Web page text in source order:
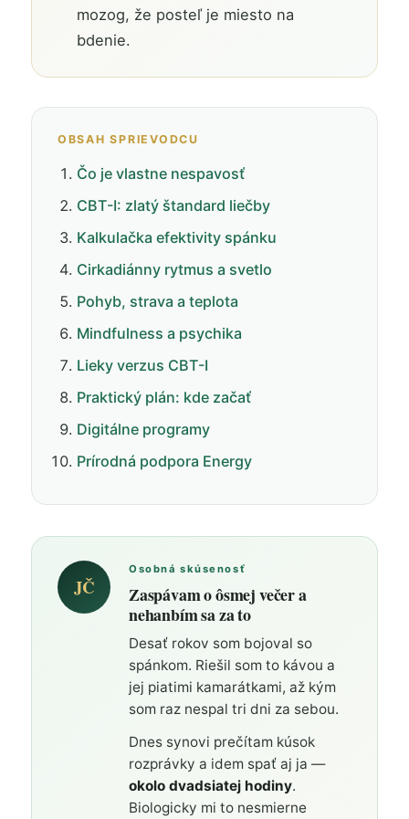
mozog, že posteľ je miesto na
bdenie.
OBSAH SPRIEVODCU
Čo je vlastne nespavosť
CBT-I: zlatý štandard liečby
Kalkulačka efektivity spánku
Cirkadiánny rytmus a svetlo
Pohyb, strava a teplota
Mindfulness a psychika
Lieky verzus CBT-I
Praktický plán: kde začať
Digitálne programy
Prírodná podpora Energy
JČ
Osobná skúsenosť
Zaspávam o ôsmej večer a
nehanbím sa za to
Desať rokov som bojoval so
spánkom. Riešil som to kávou a
jej piatimi kamarátkami, až kým
som raz nespal tri dni za sebou.
Dnes synovi prečítam kúsok
rozprávky a idem spať aj ja —
okolo dvadsiatej hodiny.
Biologicky mi to nesmierne